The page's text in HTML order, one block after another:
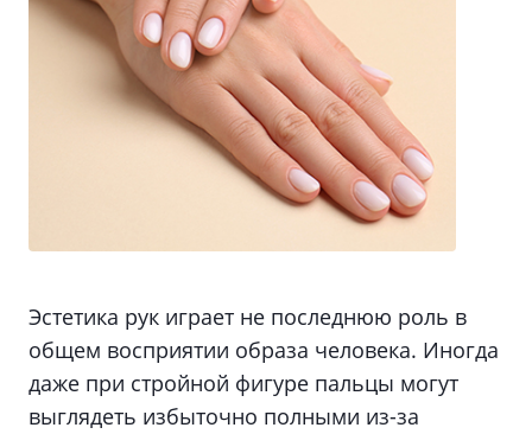
Эстетика рук играет не последнюю роль в
общем восприятии образа человека. Иногда
даже при стройной фигуре пальцы могут
выглядеть избыточно полными из-за